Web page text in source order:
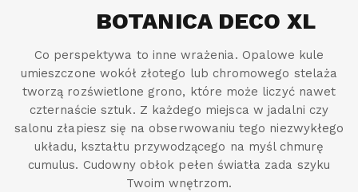
BOTANICA DECO XL
Co perspektywa to inne wrażenia. Opalowe kule
umieszczone wokół złotego lub chromowego stelaża
tworzą rozświetlone grono, które może liczyć nawet
czternaście sztuk. Z każdego miejsca w jadalni czy
salonu złapiesz się na obserwowaniu tego niezwykłego
układu, kształtu przywodzącego na myśl chmurę
cumulus. Cudowny obłok pełen światła zada szyku
Twoim wnętrzom.